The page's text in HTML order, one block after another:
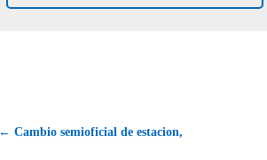
← Cambio semioficial de estacion,